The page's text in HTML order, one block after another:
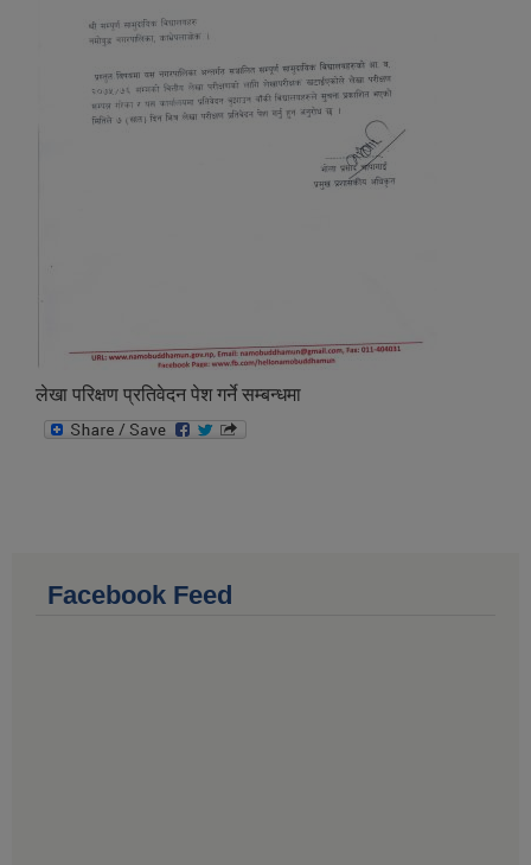
लेखा परिक्षण प्रतिवेदन पेश गर्ने सम्बन्धमा
Facebook Feed